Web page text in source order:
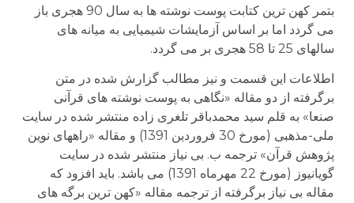
بتمر کهن ترین کتابت پوست نوشته ها به سال 90 هجری باز
می گردد اما بر اساس آزمایشات شیمیایی به میانه های
سالهای 25 تا 58 هجری بر می گردد.
اطلاعات این قسمت و نیز مطالب گزارش شده در متن
برگرفته از دو مقاله «نگاهی به پوست نوشته های قرآنی
صنعا» به قلم سید محمدباقر تلغری زاده منتشر شده در سایت
ملی-مذهبی (مورخ 30 فروردین 1391) و مقاله «راههای نوین
پژوهش قرآن» ترجمه ب. بی نیاز منتشر شده در سایت
گویانیوز (مورخ 22 مهرماه 1391) می باشد. باید افزود که
مقاله بی نیاز برگرفته از ترجمه مقاله «کهن ترین برگه های